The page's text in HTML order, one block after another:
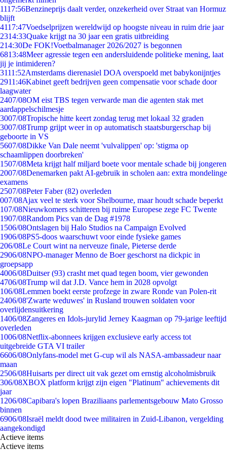
1117:56Benzineprijs daalt verder, onzekerheid over Straat van Hormuz
blijft
4117:47Voedselprijzen wereldwijd op hoogste niveau in ruim drie jaar
2314:33Quake krijgt na 30 jaar een gratis uitbreiding
214:30De FOK!Voetbalmanager 2026/2027 is begonnen
6813:48Meer agressie tegen een andersluidende politieke mening, laat
jij je intimideren?
3111:52Amsterdams dierenasiel DOA overspoeld met babykonijntjes
2911:46Kabinet geeft bedrijven geen compensatie voor schade door
laagwater
2407/08OM eist TBS tegen verwarde man die agenten stak met
aardappelschilmesje
3007/08Tropische hitte keert zondag terug met lokaal 32 graden
3007/08Trump grijpt weer in op automatisch staatsburgerschap bij
geboorte in VS
5607/08Dikke Van Dale neemt 'vulvalippen' op: 'stigma op
schaamlippen doorbreken'
1507/08Meta krijgt half miljard boete voor mentale schade bij jongeren
2007/08Denemarken pakt AI-gebruik in scholen aan: extra mondelinge
examens
2507/08Peter Faber (82) overleden
007/08Ajax veel te sterk voor Shelbourne, maar houdt schade beperkt
107/08Nieuwkomers schitteren bij ruime Europese zege FC Twente
1907/08Random Pics van de Dag #1978
1506/08Ontslagen bij Halo Studios na Campaign Evolved
1906/08PS5-doos waarschuwt voor einde fysieke games
206/08Le Court wint na nerveuze finale, Pieterse derde
2906/08NPO-manager Menno de Boer geschorst na dickpic in
groepsapp
4006/08Duitser (93) crasht met quad tegen boom, vier gewonden
4706/08Trump wil dat J.D. Vance hem in 2028 opvolgt
106/08Lemmen boekt eerste profzege in zware Ronde van Polen-rit
2406/08'Zwarte weduwes' in Rusland trouwen soldaten voor
overlijdensuitkering
1406/08Zangeres en Idols-jurylid Jerney Kaagman op 79-jarige leeftijd
overleden
1006/08Netflix-abonnees krijgen exclusieve early access tot
uitgebreide GTA VI trailer
6606/08Onlyfans-model met G-cup wil als NASA-ambassadeur naar
maan
2506/08Huisarts per direct uit vak gezet om ernstig alcoholmisbruik
306/08XBOX platform krijgt zijn eigen "Platinum" achievements dit
jaar
1206/08Capibara's lopen Braziliaans parlementsgebouw Mato Grosso
binnen
6906/08Israël meldt dood twee militairen in Zuid-Libanon, vergelding
aangekondigd
Actieve items
Actieve items